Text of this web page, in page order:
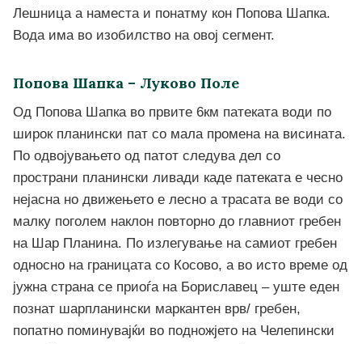
Лешница а наместа и понатму кон Попова Шапка.
Вода има во изобилство на овој сегмент.
Попова Шапка – Луково Поле
Од Попова Шапка во првите 6км патеката води по
широк планински пат со мала промена на висината.
По одвојувањето од патот следува дел со
пространи планински ливади каде патеката е чесно
нејасна но движењето е лесно а трасата ве води со
малку поголем наклон повторно до главниот гребен
на Шар Планина. По излегување на самиот гребен
односно на границата со Косово, а во исто време од
јужна страна се приоѓа на Бориславец – уште еден
познат шарпланински маркантен врв/ гребен,
попатно поминувајќи во подножјето на Челепински